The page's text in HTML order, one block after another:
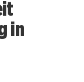
in